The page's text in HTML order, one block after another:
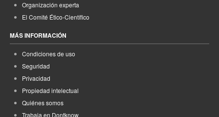
Organización experta
El Comité Ético-Científico
MÁS INFORMACIÓN
Condiciones de uso
Seguridad
Privacidad
Propiedad intelectual
Quiénes somos
Trabaja en Dontknow